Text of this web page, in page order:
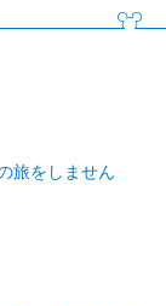
旅をしません